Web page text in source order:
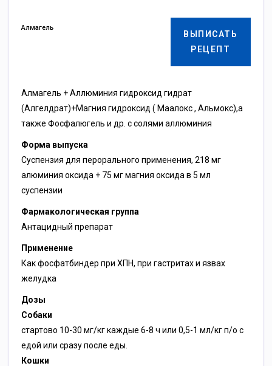
ВЫПИСАТЬ
РЕЦЕПТ
Алмагель
Алмагель + Аллюминия гидроксид гидрат
(Алгелдрат)+Магния гидроксид ( Маалокс , Альмокс),а
также Фосфалюгель и др. с солями аллюминия
Форма выпуска
Суспензия для перорального применения, 218 мг
алюминия оксида + 75 мг магния оксида в 5 мл
суспензии
Фармакологическая группа
Антацидный препарат
Применение
Как фосфатбиндер при ХПН, при гастритах и язвах
желудка
Дозы
Собаки
стартово 10-30 мг/кг каждые 6-8 ч или 0,5-1 мл/кг п/о с
едой или сразу после еды.
Кошки